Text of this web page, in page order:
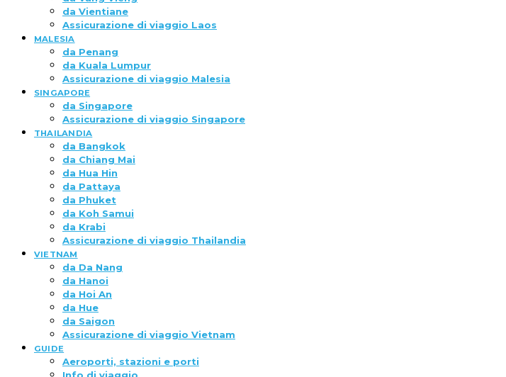
da Vientiane
Assicurazione di viaggio Laos
MALESIA
da Penang
da Kuala Lumpur
Assicurazione di viaggio Malesia
SINGAPORE
da Singapore
Assicurazione di viaggio Singapore
THAILANDIA
da Bangkok
da Chiang Mai
da Hua Hin
da Pattaya
da Phuket
da Koh Samui
da Krabi
Assicurazione di viaggio Thailandia
VIETNAM
da Da Nang
da Hanoi
da Hoi An
da Hue
da Saigon
Assicurazione di viaggio Vietnam
GUIDE
Aeroporti, stazioni e porti